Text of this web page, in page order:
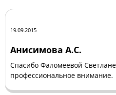
19.09.2015
Анисимова А.С.
Спасибо Фаломеевой
профессиональное внимание.